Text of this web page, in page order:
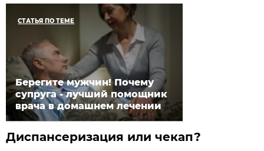
СТАТЬЯ ПО ТЕМЕ
Берегите мужчин! Почему
супруга - лучший помощник
врача в домашнем лечении
Диспансеризация или чекап?